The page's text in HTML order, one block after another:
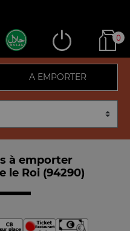
0
A EMPORTER
à emporter
le Roi (94290)